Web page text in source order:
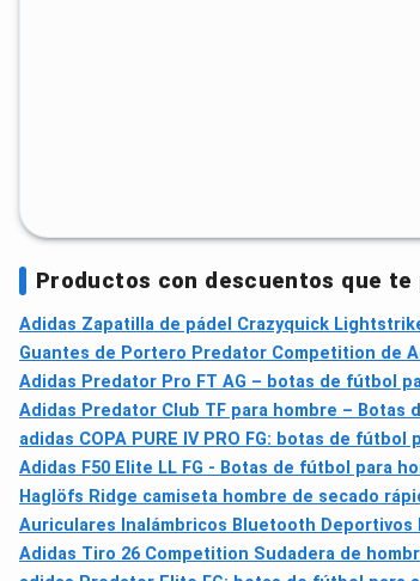
Productos con descuentos que
Adidas Zapatilla de pádel Crazyquick
Guantes de Portero Predator Competition de
Adidas Predator Pro FT AG – botas de fútbol
Adidas Predator Club TF para hombre – Botas
adidas COPA PURE IV PRO FG: botas de
Adidas F50 Elite LL FG - Botas de fútbol para
Haglöfs Ridge camiseta hombre de secado
Auriculares Inalámbricos Bluetooth Deportivos
Adidas Tiro 26 Competition Sudadera de